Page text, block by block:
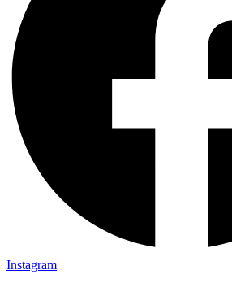
Instagram